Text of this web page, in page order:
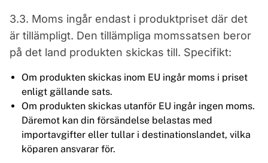
3.3. Moms ingår endast i produktpriset där det
är tillämpligt. Den tillämpliga momssatsen beror
på det land produkten skickas till. Specifikt:
Om produkten skickas inom EU ingår moms i priset
enligt gällande sats.
Om produkten skickas utanför EU ingår ingen moms.
Däremot kan din försändelse belastas med
importavgifter eller tullar i destinationslandet, vilka
köparen ansvarar för.